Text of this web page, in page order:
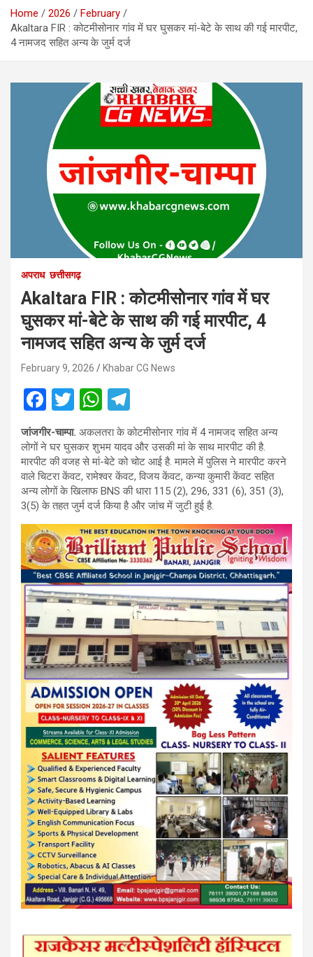
Home 2026
February
Akaltara FIR : कोटमीसोनार गांव में घर घुसकर मां-बेटे के साथ की गई मारपीट,
4 नामजद सहित अन्य के जुर्म दर्ज
अपराध छत्तीसगढ़
Akaltara FIR : कोटमीसोनार गांव में घर
घुसकर मां-बेटे के साथ की गई मारपीट, 4
नामजद सहित अन्य के जुर्म दर्ज
February 9, 2026 Khabar CG News
F
a
ce
b
o
o
k
T
wi
tt
er
W
h
at
s
A
p
p
el
e
gr
a
m
जांजगीर-चाम्पा. अकलतरा के कोटमीसोनार गांव में 4 नामजद सहित अन्य
लोगों ने घर घुसकर शुभम यादव और उसकी मां के साथ मारपीट की है.
मारपीट की वजह से मां-बेटे को चोट आई है. मामले में पुलिस ने मारपीट करने
वाले चिटरा केंवट, रामेश्वर केंवट, विजय केंवट, कन्या कुमारी केंवट सहित
अन्य लोगों के खिलाफ BNS की धारा 115 (2), 296, 331 (6), 351 (3),
3(5) के तहत जुर्म दर्ज किया है और जांच में जुटी हुई है.